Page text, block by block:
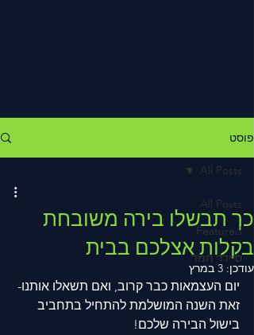
פוסט
All Posts
Featured
סיידר תמד
All Posts
כך תבשלו בירה משובחת
בקלות אצלכם בבית
עודכן: 3 במרץ
יום העצמאות כבר קרוב, ואם תשאלו אותנו-
זאת השנה המושלמת להתחיל בתחביב
בישול הבירה שלכם!